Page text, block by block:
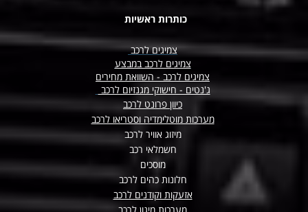
כותרות ראשיות
צמיגים לרכב
צמיגים לרכב במבצע
צמיגים לרכב - השוואת מחירים
ג'נטים - חישוקי מגנזיום לרכב
כיוון פרונט לרכב
מערכות מוטלימדיה וסטריאו לרכב
מיזוג אוויר לרכב
חשמלאי רכב
מוסכים
חלונות כהים לרכב
אזעקות וקודנים לרכב
מערכות מיגון לרכב